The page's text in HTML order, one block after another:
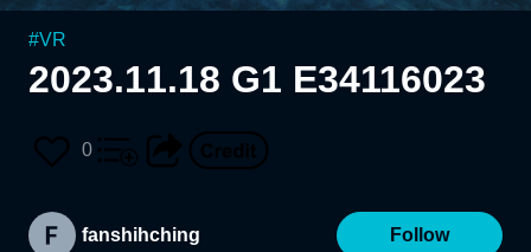
#VR
2023.11.18 G1 E34116023
0
fanshihching Follow